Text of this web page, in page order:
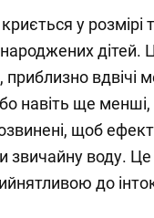
у розмірі
дітей.
приблизно вдвічі
навіть ще менші,
щоб
звичайну воду.
до